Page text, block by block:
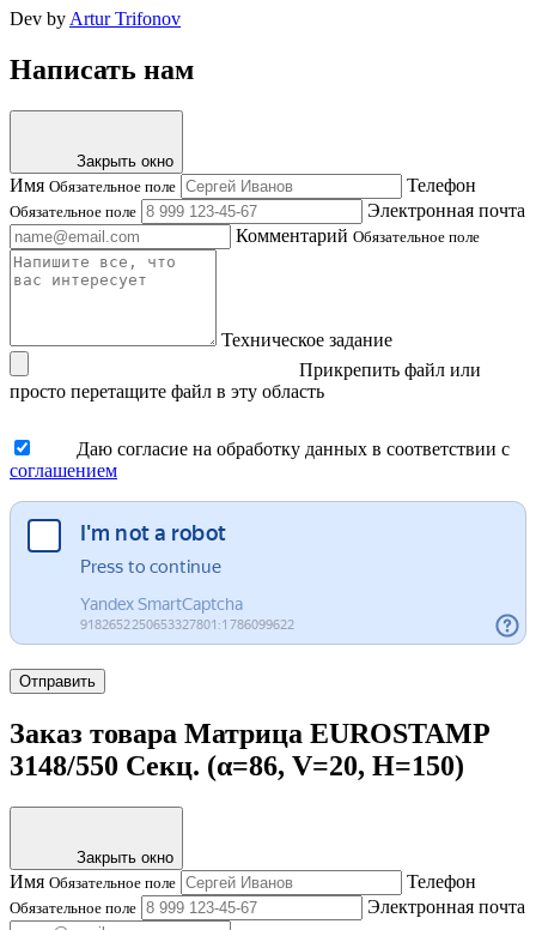
Dev by Artur Trifonov
Написать нам
Закрыть окно
Имя Обязательное поле Телефон
Обязательное поле
Электронная почта
Комментарий Обязательное поле
Техническое задание
Прикрепить файл или
просто перетащите файл в эту область
Даю согласие на обработку данных в соответствии с
соглашением
Отправить
Заказ товара Матрица EUROSTAMP
3148/550 Секц. (α=86, V=20, H=150)
Закрыть окно
Имя Обязательное поле Телефон
Обязательное поле Электронная почта